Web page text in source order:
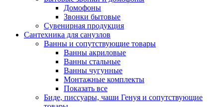
Домофоны
Звонки бытовые
Сувенирная продукция
Сантехника для санузлов
Ванны и сопутствующие товары
Ванны акриловые
Ванны стальные
Ванны чугунные
Монтажные комплекты
Показать все
Биде, писсуары, чаши Генуя и сопутствующие